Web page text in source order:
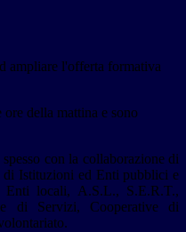
ampliare l'offerta formativa
della mattina e sono
con la collaborazione di
di Istituzioni ed Enti pubblici e
locali, A.S.L., S.E.R.T.,
di Servizi, Cooperative di